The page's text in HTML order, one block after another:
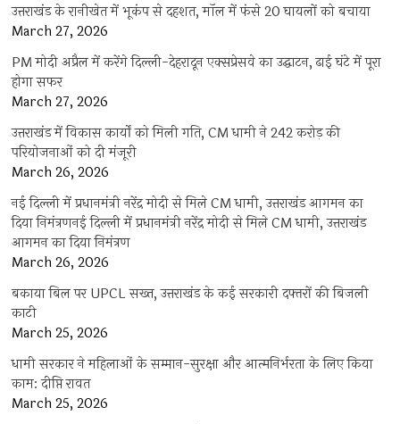
उत्तराखंड के रानीखेत में भूकंप से दहशत, मॉल में फंसे 20 घायलों को बचाया
March 27, 2026
PM मोदी अप्रैल में करेंगे दिल्ली-देहरादून एक्सप्रेसवे का उद्घाटन, ढाई घंटे में पूरा
होगा सफर
March 27, 2026
उत्तराखंड में विकास कार्यों को मिली गति, CM धामी ने 242 करोड़ की
परियोजनाओं को दी मंजूरी
March 26, 2026
नई दिल्ली में प्रधानमंत्री नरेंद्र मोदी से मिले CM धामी, उत्तराखंड आगमन का
दिया निमंत्रणनई दिल्ली में प्रधानमंत्री नरेंद्र मोदी से मिले CM धामी, उत्तराखंड
आगमन का दिया निमंत्रण
March 26, 2026
बकाया बिल पर UPCL सख्त, उत्तराखंड के कई सरकारी दफ्तरों की बिजली
काटी
March 25, 2026
धामी सरकार ने महिलाओं के सम्मान-सुरक्षा और आत्मनिर्भरता के लिए किया
काम: दीप्ति रावत
March 25, 2026